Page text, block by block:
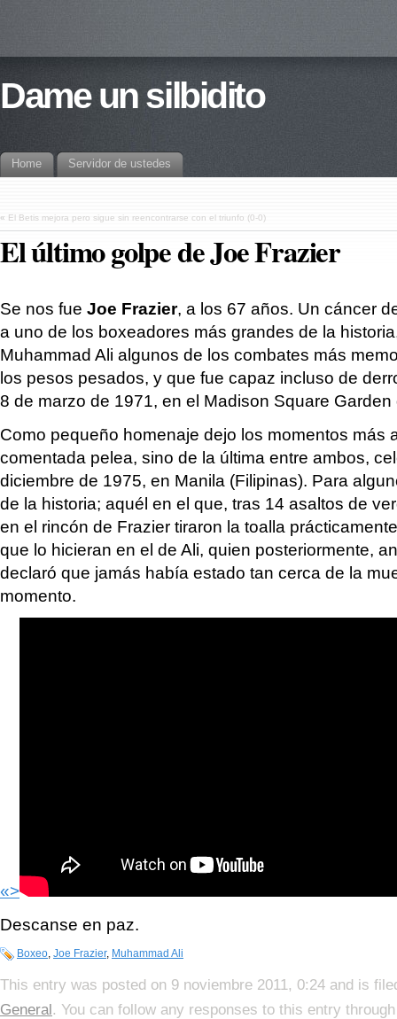
Dame un silbidito
Home Servidor de ustedes
« El Betis mejora pero sigue sin reencontrarse con el triunfo (0-0)
El último golpe de Joe Frazier
Se nos fue Joe Frazier, a los 67 años. Un cáncer
a uno de los boxeadores más grandes de la
Muhammad Ali algunos de los combates más
los pesos pesados, y que fue capaz incluso de
8 de marzo de 1971, en el Madison Square Garden
Como pequeño homenaje dejo los momentos más
comentada pelea, sino de la última entre ambos,
diciembre de 1975, en Manila (Filipinas). Para
de la historia; aquél en el que, tras 14 asaltos de
en el rincón de Frazier tiraron la toalla
que lo hicieran en el de Ali, quien posteriormente,
declaró que jamás había estado tan cerca de la
momento.
«>
Descanse en paz.
Boxeo, Joe Frazier, Muhammad Ali
This entry was posted on 9 noviembre 2011, 0:24 and is
General. You can follow any responses to this entry